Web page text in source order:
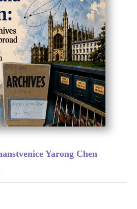
Yarong Chen